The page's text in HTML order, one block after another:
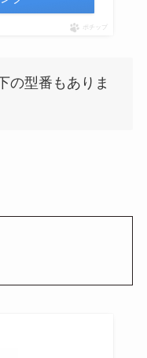
ポチップ
の型番もありま